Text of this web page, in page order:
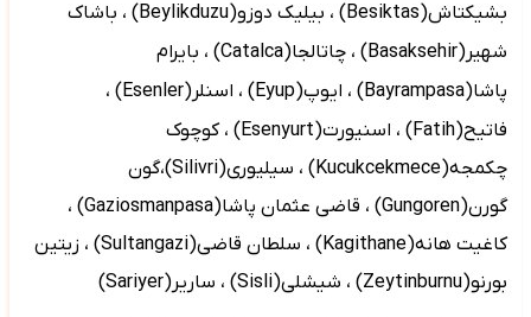
بشیکتاش(Besiktas
) ، بیلیک دوزو(Beylikduzu
) ، باشاک
شهیر(Basaksehir
) ، چاتالجا(Catalca
) ، بایرام
پاشا(Bayrampasa
) ، ایوپ(Eyup) ، اسنلر(Esenler
) ،
فاتیح(Fatih) ، اسنیورت(Esenyurt) ، کوچوک
چکمجه(Kucukcekmece) ، سیلیوری(Silivri)،گون
گورن(Gungoren) ، قاضی عثمان پاشا(Gaziosmanpasa) ،
کاغیت هانه(Kagithane) ، سلطان قاضی(Sultangazi) ، زیتین
بورنو(Zeytinburnu) ، شیشلی(Sisli) ، ساریر(Sariyer
)